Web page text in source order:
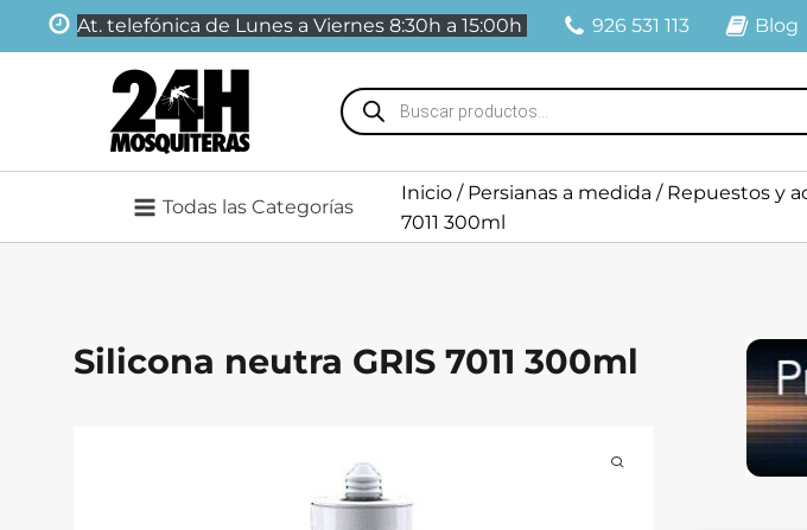
At. telefónica de Lunes a Viernes 8:30h a 15:00h 926 531 113 Blog
Búsqueda
de
Todas las Categorías
Inicio / Persianas a medida / Repuestos y
7011 300ml
Silicona neutra GRIS 7011 300ml